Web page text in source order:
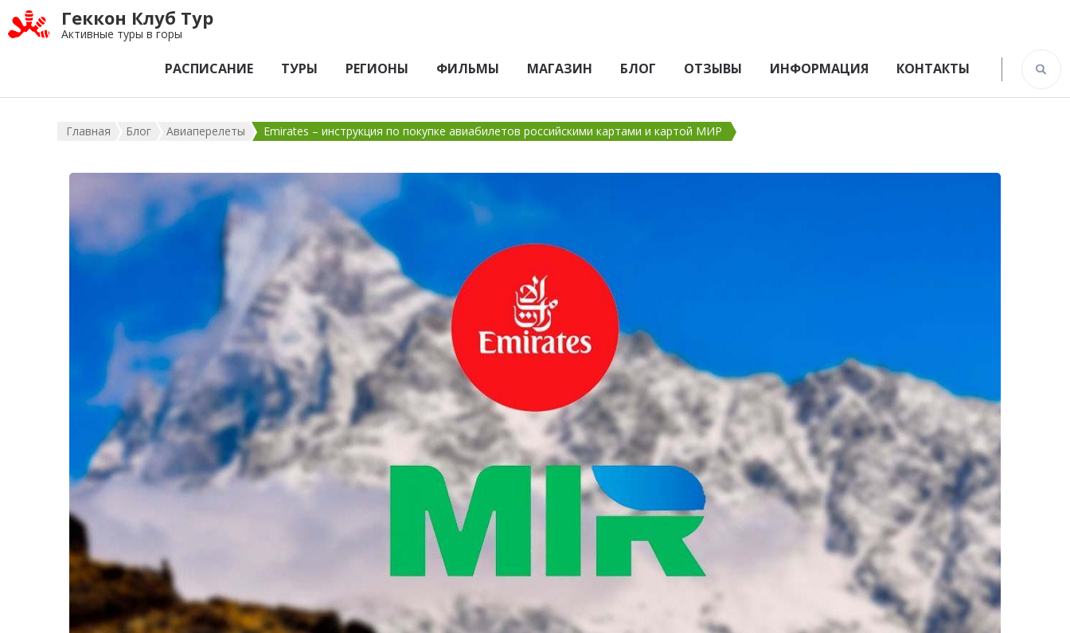
Геккон Клуб Тур
Активные туры в горы
РАСПИСАНИЕ ТУРЫ РЕГИОНЫ ФИЛЬМЫ МАГАЗИН БЛОГ ОТЗЫВЫ ИНФОРМАЦИЯ КОНТАКТЫ
Главная Блог Авиаперелеты Emirates – инструкция по покупке авиабилетов российскими картами и картой МИР